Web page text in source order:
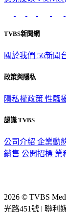
TVBS新聞網
關於我們 56新聞
政策與隱私
隱私權政策 性騷
認識 TVBS
公司介紹 企業動
銷售 公開招標 業
2026 © TVBS
光路451號 | 聯利